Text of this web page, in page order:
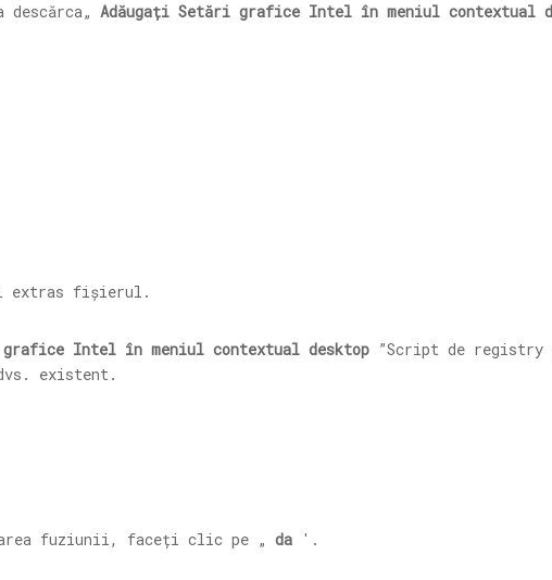
descărca„ Adăugați Setări grafice Intel în meniul contextual
extras fișierul.
grafice Intel în meniul contextual desktop ”Script de
existent.
fuziunii, faceți clic pe „ da '.